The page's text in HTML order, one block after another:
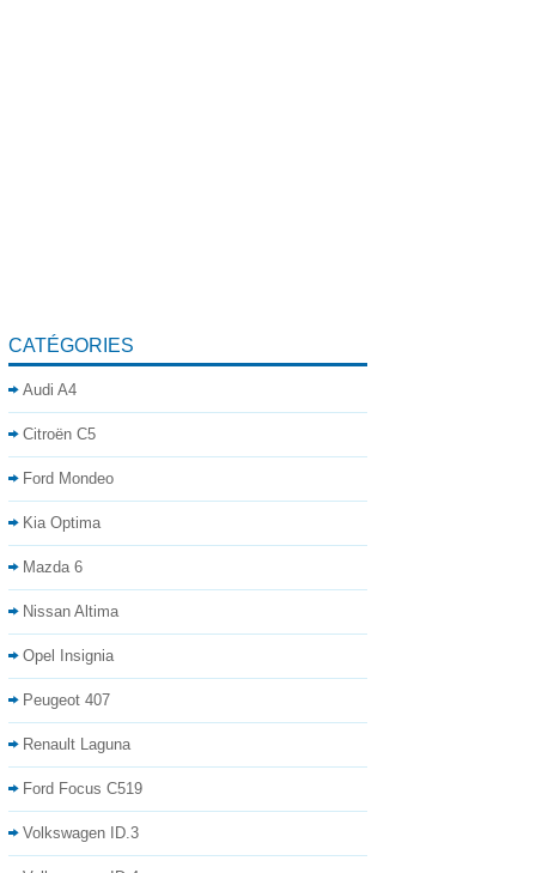
CATÉGORIES
Audi A4
Citroën C5
Ford Mondeo
Kia Optima
Mazda 6
Nissan Altima
Opel Insignia
Peugeot 407
Renault Laguna
Ford Focus C519
Volkswagen ID.3